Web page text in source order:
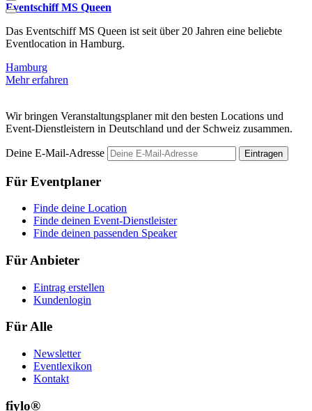
Eventschiff MS Queen
Das Eventschiff MS Queen ist seit über 20 Jahren eine beliebte
Eventlocation in Hamburg.
Hamburg
Mehr erfahren
Wir bringen Veranstaltungsplaner mit den besten Locations und
Event-Dienstleistern in Deutschland und der Schweiz zusammen.
Deine E-Mail-Adresse Eintragen
Für Eventplaner
Finde deine Location
Finde deinen Event-Dienstleister
Finde deinen passenden Speaker
Für Anbieter
Eintrag erstellen
Kundenlogin
Für Alle
Newsletter
Eventlexikon
Kontakt
fiylo®